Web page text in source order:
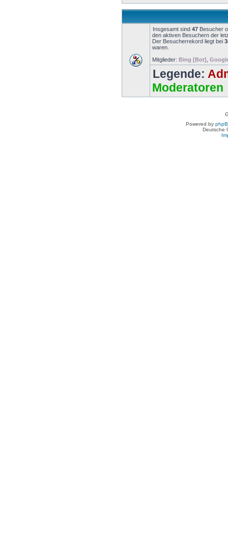
Insgesamt sind 47 Besucher
den aktiven Besuchern der
Der Besucherrekord liegt bei
waren.
Mitglieder: Bing [Bot]
Legende:
Moderatoren
Powered by
Deutsche